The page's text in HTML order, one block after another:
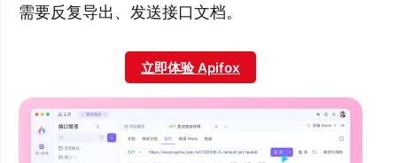
需要反复导出、发送接口文档。
立即体验 Apifox